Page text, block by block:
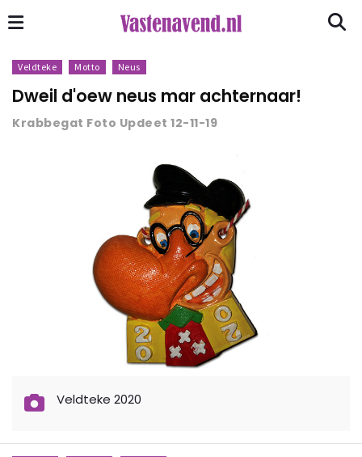
Veldteke Motto Neus
Dweil d'oew neus mar achternaar!
Krabbegat Foto Updeet 12-11-19
Veldteke 2020